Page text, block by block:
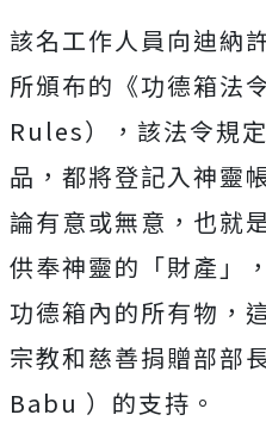
該名工作人員向迪納
所頒布的《功德箱法
Rules），該法令規
品， 都將登記入神靈
論有意或無意，也就
供奉神靈的「財產」，
功德箱內的所有物，
宗教和慈善捐贈部部
Babu ）的支持。